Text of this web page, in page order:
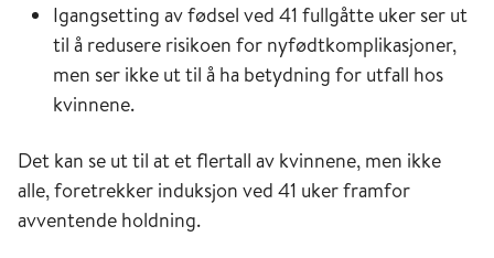
Igangsetting av fødsel ved 41 fullgåtte uker ser ut
til å redusere risikoen for nyfødtkomplikasjoner,
men ser ikke ut til å ha betydning for utfall hos
kvinnene.
Det kan se ut til at et flertall av kvinnene, men ikke
alle, foretrekker induksjon ved 41 uker framfor
avventende holdning.